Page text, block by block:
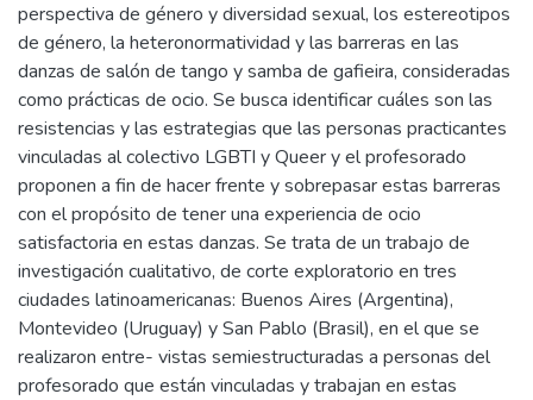
perspectiva de género y diversidad sexual, los estereotipos
de género, la heteronormatividad y las barreras en las
danzas de salón de tango y samba de gafieira, consideradas
como prácticas de ocio. Se busca identificar cuáles son las
resistencias y las estrategias que las personas practicantes
vinculadas al colectivo LGBTI y Queer y el profesorado
proponen a fin de hacer frente y sobrepasar estas barreras
con el propósito de tener una experiencia de ocio
satisfactoria en estas danzas. Se trata de un trabajo de
investigación cualitativo, de corte exploratorio en tres
ciudades latinoamericanas: Buenos Aires (Argentina),
Montevideo (Uruguay) y San Pablo (Brasil), en el que se
realizaron entre- vistas semiestructuradas a personas del
profesorado que están vinculadas y trabajan en estas